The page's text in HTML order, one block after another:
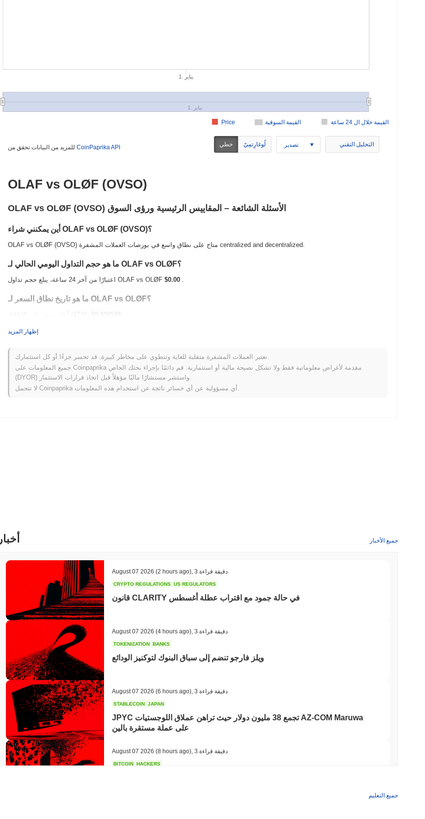
القيمة السوقية القيمة خلال ال 24 ساعة Price
1. يناير
1. يناير
CoinPaprika API خطي لُوغارِتمِيّ تصدير التحليل التقني
OLAF vs OLØF (OVSO)
OLAF vs OLØF (OVSO) الأسئلة الشائعة – المقاييس الرئيسية ورؤى السوق
أين يمكنني شراء OLAF vs OLØF (OVSO)؟
OLAF vs OLØF (OVSO) متاح على نطاق واسع في بورصات العملات المشفرة centralized and decentralized.
ما هو حجم التداول اليومي الحالي لـ OLAF vs OLØF؟
اعتبارًا من آخر 24 ساعة، يبلغ حجم تداول OLAF vs OLØF $0.00 .
ما هو تاريخ نطاق السعر لـ OLAF vs OLØF؟
أعلى سعر على الإطلاق (ATH):
$0.000549
كيف يعمل OLAF vs OLØF مقارنة بسوق العملات المشفرة الأوسع؟
، متأخرًا عن سوق العملات المشفرة بشكل عام الذي سجل مكاسب0.05%
. يشير
هذا إلى تأخر مؤقت في حركة سعر OVSO مقارنة بزخم السوق الأوسع.
إظهار المزيد
تعتبر العملات المشفرة متقلبة للغاية وتنطوي على مخاطر كبيرة. قد تخسر جزءًا أو كل استثمارك.
جميع المعلومات على Coinpaprika مقدمة لأغراض معلوماتية فقط ولا تشكل نصيحة مالية أو استثمارية. قم دائمًا بإجراء بحثك الخاص
أخبار جميع الأخبار
August 07 2026 (2 hours ago) 3 دقيقة قراءة
CRYPTO REGULATIONS US REGULATORS
قانون CLARITY في حالة جمود مع اقتراب عطلة أغسطس
August 07 2026 (4 hours ago) 3 دقيقة قراءة
TOKENIZATION BANKS
ويلز فارجو تنضم إلى سباق البنوك لتوكنيز الودائع
August 07 2026 (6 hours ago) 3 دقيقة قراءة
STABLECOIN JAPAN
JPYC تجمع 38 مليون دولار حيث تراهن عملاق اللوجستيات AZ-COM Maruwa
على عملة مستقرة بالين
August 07 2026 (8 hours ago) 3 دقيقة قراءة
BITCOIN HACKERS
جميع التعليم